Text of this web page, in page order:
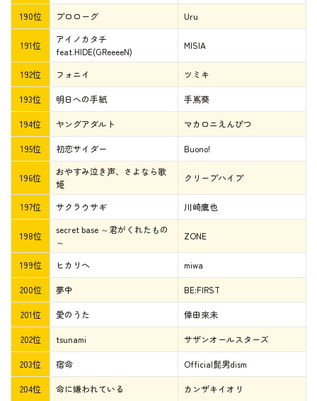
190位 プロローグ Uru
191位
アイノカタチ
feat.HIDE(GReeeeN)
MISIA
192位 フォニイ ツミキ
193位 明日への手紙 手嶌葵
194位 ヤングアダルト マカロニえんぴつ
195位 初恋サイダー Buono!
196位
おやすみ泣き声、さよなら歌
姫
クリープハイプ
197位 サクラウサギ 川崎鷹也
198位
secret base ～君がくれたもの
～
ZONE
199位 ヒカリヘ miwa
200位 夢中 BE:FIRST
201位 愛のうた 倖田來未
202位 tsunami サザンオールスターズ
203位 宿命 Official髭男dism
204位 命に嫌われている カンザキイオリ